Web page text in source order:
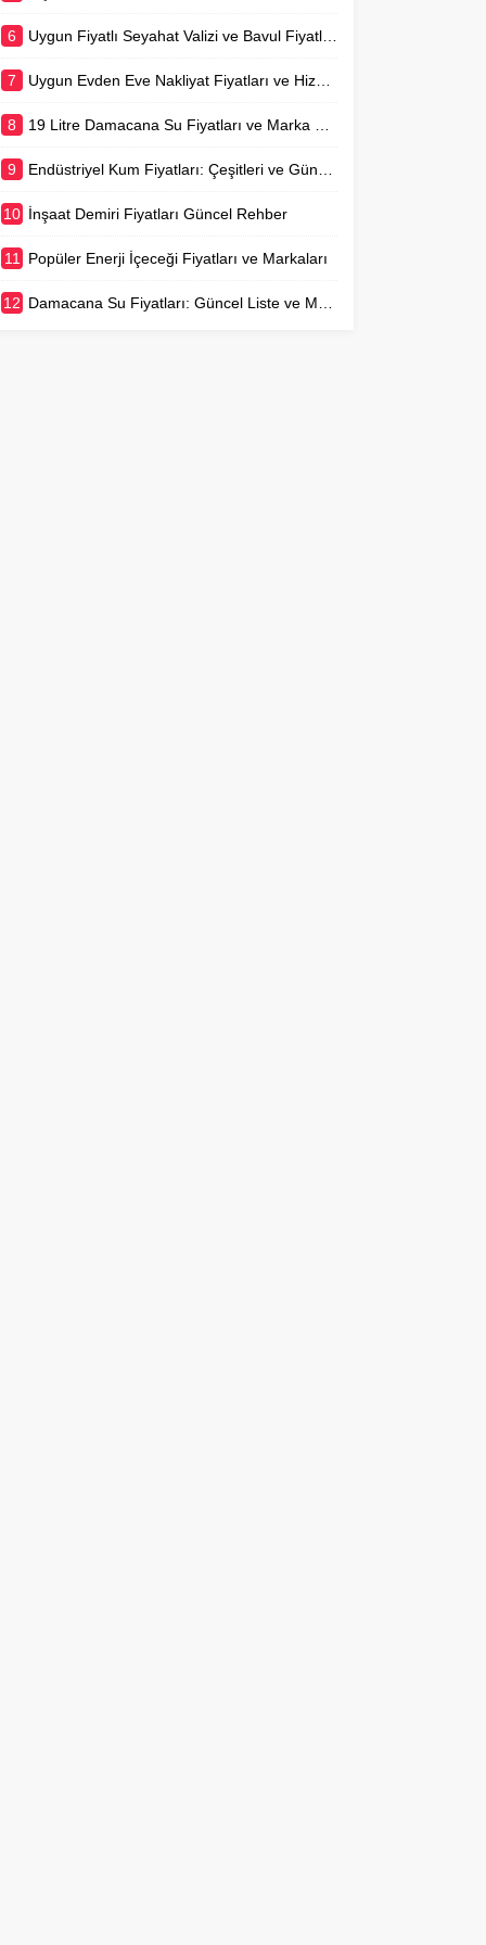
6 Uygun Fiyatlı Seyahat Valizi ve Bavul Fiyatları Rehberi
7 Uygun Evden Eve Nakliyat Fiyatları ve Hizmet Detayları
8 19 Litre Damacana Su Fiyatları ve Marka Karşılaştırması
9 Endüstriyel Kum Fiyatları: Çeşitleri ve Güncel Piyasa Değerleri
10 İnşaat Demiri Fiyatları Güncel Rehber
11 Popüler Enerji İçeceği Fiyatları ve Markaları
12 Damacana Su Fiyatları: Güncel Liste ve Marka Karşılaştırması